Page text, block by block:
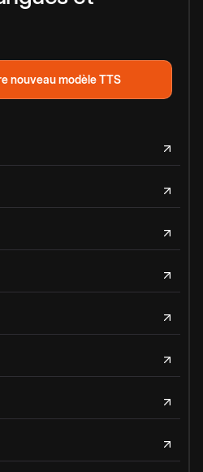
nouveau modèle TTS